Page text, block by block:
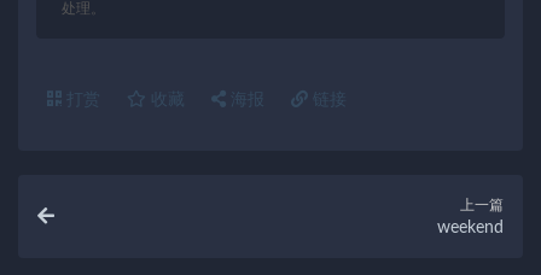
处理。
打赏 收藏 海报 链接
上一篇
weekend